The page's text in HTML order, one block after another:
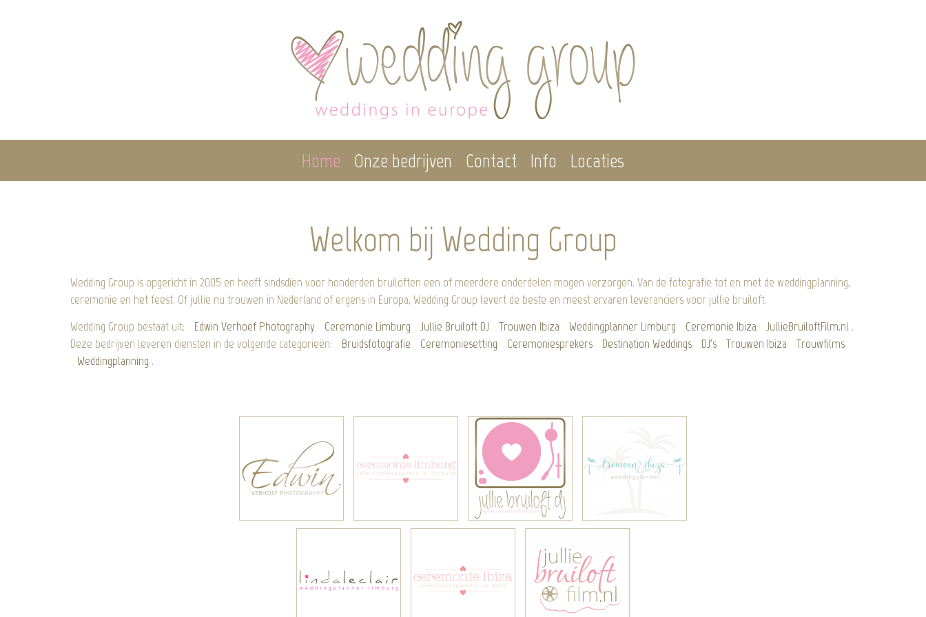
Home Onze bedrijven Contact Info Locaties
Welkom bij Wedding Group
Wedding Group is opgericht in 2005 en heeft sindsdien voor honderden bruiloften een of meerdere onderdelen mogen verzorgen. Van de fotografie tot en met de weddingplanning,
ceremonie en het feest. Of jullie nu trouwen in Nederland of ergens in Europa, Wedding Group levert de beste en meest ervaren leveranciers voor jullie bruiloft.
Wedding Group bestaat uit:
Edwin Verhoef Photography Ceremonie Limburg Jullie Bruiloft DJ Trouwen Ibiza Weddingplanner Limburg Ceremonie Ibiza JullieBruiloftFilm.nl .
Deze bedrijven leveren diensten in de volgende categorieën:
Bruidsfotografie Ceremoniesetting Ceremoniesprekers Destination Weddings DJ's Trouwen Ibiza
Trouwfilms
Weddingplanning .